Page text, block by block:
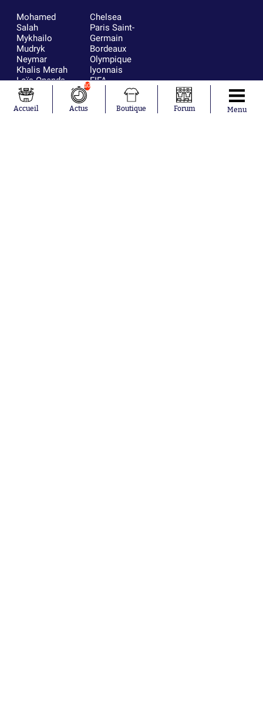
Mohamed
Salah
Mykhailo
Mudryk
Neymar
Khalis Merah
Loïs Openda
Moussa
Niakhaté
Nicolás
Chelsea
Paris Saint-
Germain
Bordeaux
Olympique
lyonnais
FIFA
Real Madrid
RC Strasbourg
AC Milan
Accueil
10
Actus Boutique Forum Menu